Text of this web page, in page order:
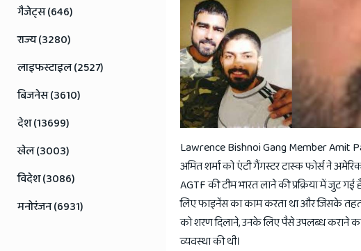
Lawrence Bishnoi Gang Member Amit
अमित शर्मा को एंटी गैंगस्टर टास्क फोर्स ने
AGTF की टीम भारत लाने की प्रक्रिया में जुट
लिए फाइनेंस का काम करता था और जिसके तहत
को शरण दिलाने, उनके लिए पैसे उपलब्ध कराने
व्यवस्था की थी।
गैजेट्स (646)
राज्य (3280)
लाइफस्टाइल (2527)
बिजनेस (3610)
देश (13699)
खेल (3003)
विदेश (3086)
मनोरंजन (6931)